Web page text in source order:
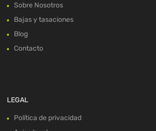
Sobre Nosotros
Bajas y tasaciones
Blog
Contacto
LEGAL
Política de privacidad